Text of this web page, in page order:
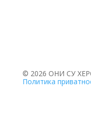
© 2026 ОНИ СУ
Политика